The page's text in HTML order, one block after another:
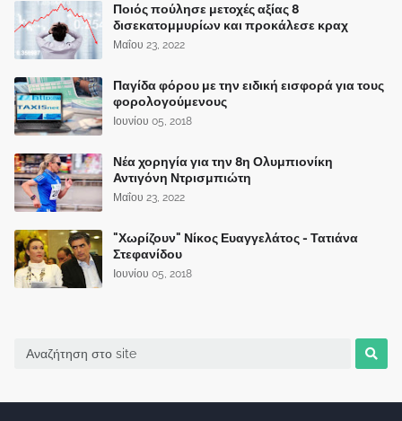
Ποιός πούλησε μετοχές αξίας 8
δισεκατομμυρίων και προκάλεσε κραχ
Μαΐου 23, 2022
Παγίδα φόρου με την ειδική εισφορά για τους
φορολογούμενους
Ιουνίου 05, 2018
Νέα χορηγία για την 8η Ολυμπιονίκη
Αντιγόνη Ντρισμπιώτη
Μαΐου 23, 2022
"Χωρίζουν" Νίκος Ευαγγελάτος - Τατιάνα
Στεφανίδου
Ιουνίου 05, 2018